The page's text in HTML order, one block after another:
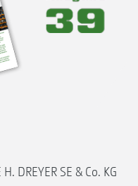
DREYER SE & Co. KG